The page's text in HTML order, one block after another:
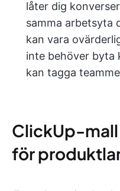
låter dig
samma arbetsyta
kan vara
inte behöver byta
kan tagga
ClickUp-
för